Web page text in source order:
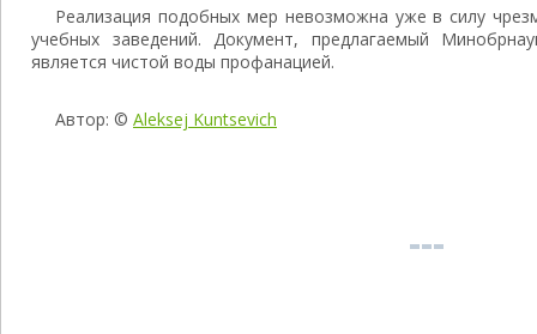
Реализация подобных мер невозможна уже в силу
учебных заведений. Документ, предлагаемый
является чистой воды профанацией.
Автор: © Aleksej Kuntsevich